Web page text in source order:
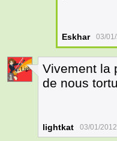
Eskhar 03/
1
Vivement la
de nous
lightkat 03/01/